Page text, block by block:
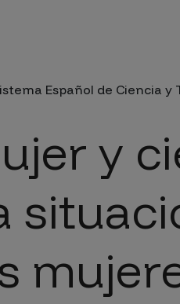
Español de Ciencia y
y